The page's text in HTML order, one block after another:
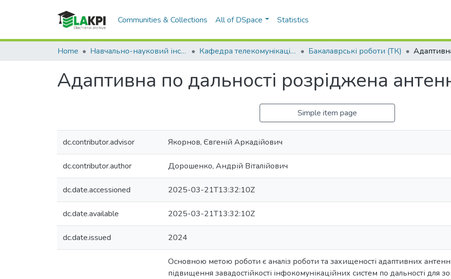
Communities & Collections All of DSpace Statistics
Home Навчально-науковий інститут телекомунікаційних систем (НН ІТС) Кафедра телекомунiкацiй (ТК) Бакалаврські роботи (ТК)
Адаптивна по дальності розріджена
Simple item page
dc.contributor.advisor Якорнов, Євгеній Аркадійович
dc.contributor.author Дорошенко, Андрій Віталійович
dc.date.accessioned 2025-03-21T13:32:10Z
dc.date.available 2025-03-21T13:32:10Z
dc.date.issued 2024
Основною метою роботи є аналіз роботи та захищеності адаптивних
підвищення завадостійкості інфокомунікаційних систем по дальності для